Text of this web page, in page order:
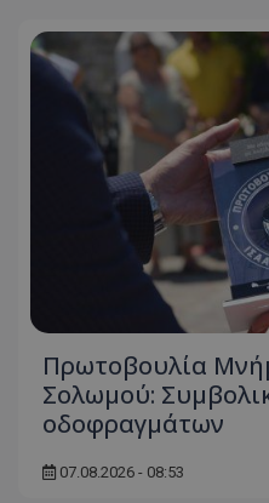
Πρωτοβουλία
Σολωμού:
οδοφραγμάτων
07.08.2026 - 08:53